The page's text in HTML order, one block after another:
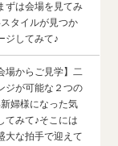
ずは会場を見てみ
タイルが見つか
ジしてみて♪
場からご見学】二
ジが可能な２つの
婦様になった気
てみて♪そこには
大な拍手で迎えて